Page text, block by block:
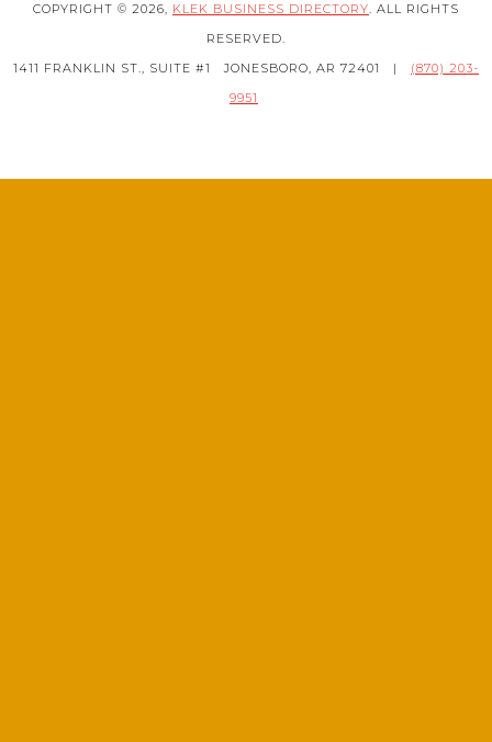
COPYRIGHT © 2026, KLEK BUSINESS DIRECTORY. ALL RIGHTS
RESERVED.
1411 FRANKLIN ST., SUITE #1
JONESBORO, AR 72401 |
(870) 203-
9951